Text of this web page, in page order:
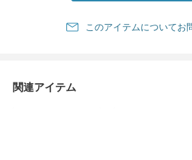
このアイテムについてお
関連アイテム